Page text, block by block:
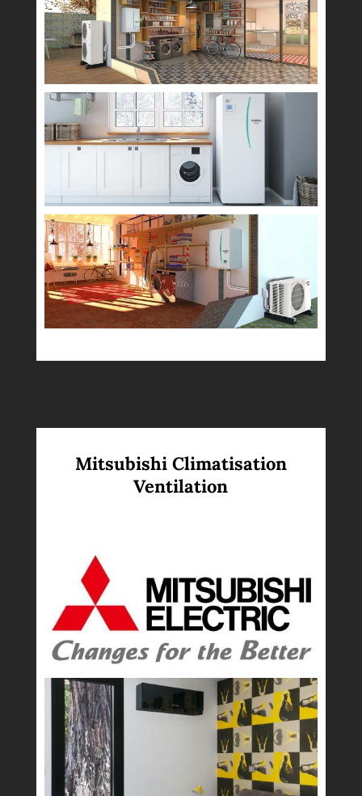
Mitsubishi Climatisation
Ventilation